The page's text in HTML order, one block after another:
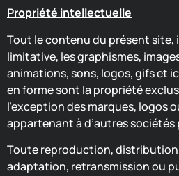
Propriété intellectuelle
Tout le contenu du présent site,
limitative, les graphismes,
animations, sons, logos, gifs et
en forme sont la propriété
l’exception des marques, logos
appartenant à d’autres
Toute reproduction,
adaptation, retransmission ou